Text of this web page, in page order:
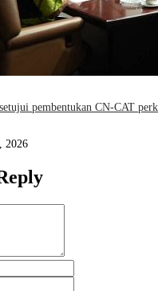
pembentukan CN-CAT
2026